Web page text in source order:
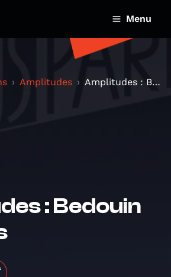
Menu
Amplitudes Amplitudes : Bedouin Records
: Bedouin